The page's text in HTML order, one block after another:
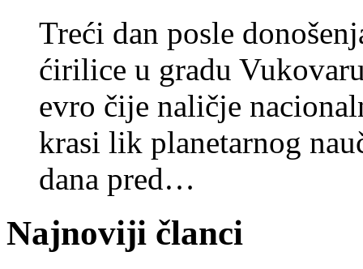
Treći dan posle
ćirilice u gradu
evro čije naličje
krasi lik planetarnog
dana pred…
Najnoviji članci